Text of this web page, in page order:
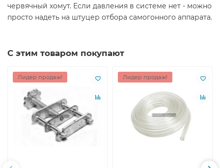
червячный хомут. Если давления в системе нет - можно
просто надеть на штуцер отбора самогонного аппарата.
С этим товаром покупают
Лидер продаж! Лидер продаж!